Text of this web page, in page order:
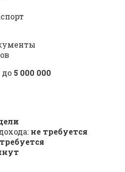
до 5 000 000
не требуется